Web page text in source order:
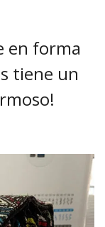
en forma
tiene un